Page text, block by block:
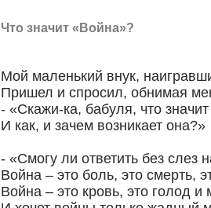
Что значит «Война»?
Мой маленький внук,
Пришел и спросил, обнимая
- «Скажи-ка, бабуля, что
И как, и зачем возникает она?»
- «Смогу ли ответить без слез
Война – это боль, это смерть,
Война – это кровь, это голод и